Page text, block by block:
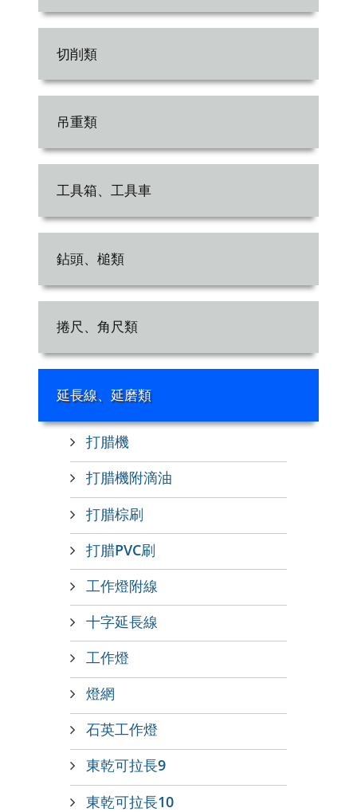
切削類
吊重類
工具箱、工具車
鉆頭、槌類
捲尺、角尺類
延長線、延磨類
打腊機
打腊機附滴油
打腊棕刷
打腊PVC刷
工作燈附線
十字延長線
工作燈
燈網
石英工作燈
東乾可拉長9
東乾可拉長10